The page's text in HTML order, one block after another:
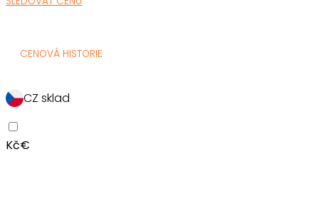
CENOVÁ HISTORIE
CZ sklad
Kč€